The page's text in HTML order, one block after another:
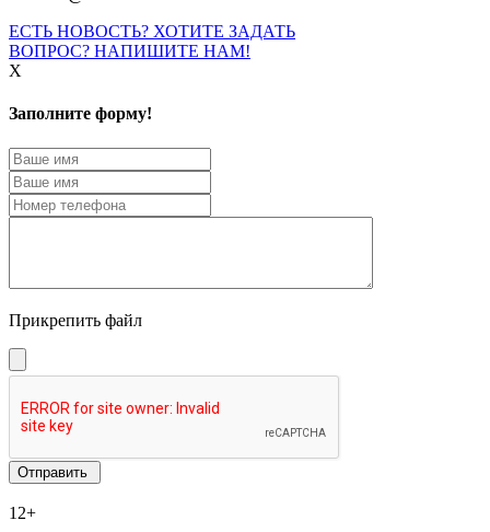
ЕСТЬ НОВОСТЬ? ХОТИТЕ ЗАДАТЬ
ВОПРОС? НАПИШИТЕ НАМ!
X
Заполните форму!
Прикрепить файл
12+